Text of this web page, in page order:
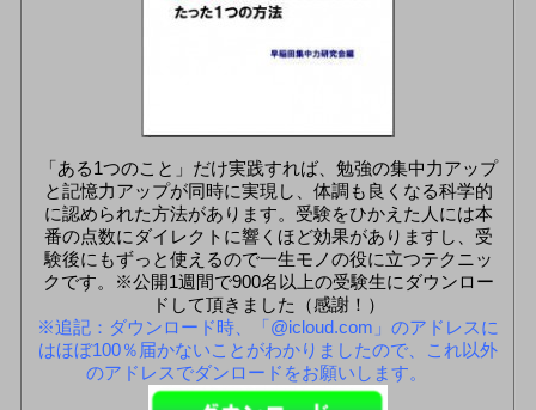
「ある1つのこと」だけ実践すれば、勉強の集中力アップ
と記憶力アップが同時に実現し、体調も良くなる科学的
に認められた方法があります。受験をひかえた人には本
番の点数にダイレクトに響くほど効果がありますし、受
験後にもずっと使えるので一生モノの役に立つテクニッ
クです。※公開1週間で900名以上の受験生にダウンロー
ドして頂きました（感謝！）
※追記：ダウンロード時、「@icloud.com」のアドレスに
はほぼ100％届かないことがわかりましたので、これ以外
のアドレスでダンロードをお願いします。